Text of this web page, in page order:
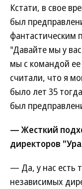
Кстати, в свое
был
фантастическим
"Давайте мы у
мы с командой
считали, что я
было лет 35
был
— Жесткий
директоров
— Да, у нас есть
независимых